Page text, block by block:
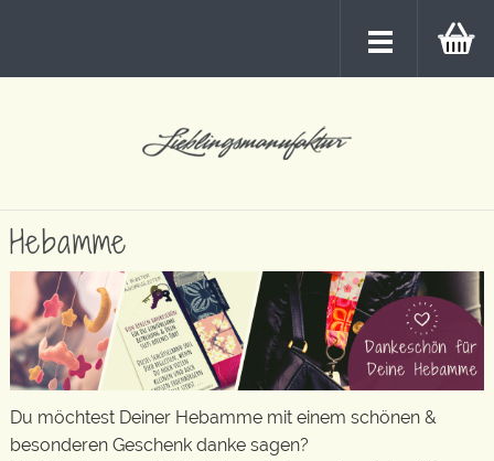
Hebamme
Du möchtest Deiner Hebamme mit einem schönen &
besonderen Geschenk danke sagen?